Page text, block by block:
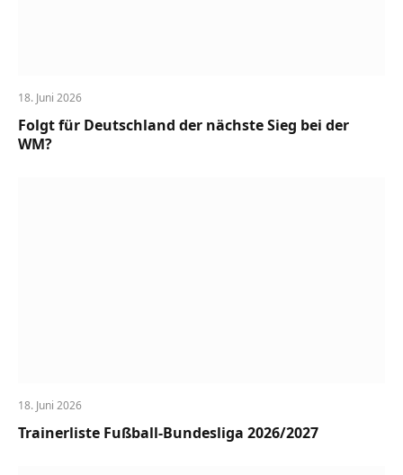
18. Juni 2026
Folgt für Deutschland der nächste Sieg bei der
WM?
18. Juni 2026
Trainerliste Fußball-Bundesliga 2026/2027